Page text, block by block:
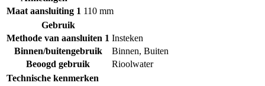
Maat aansluiting 1 110 mm
Gebruik
Methode van aansluiten 1 Insteken
Binnen/buitengebruik
Binnen, Buiten
Beoogd gebruik
Rioolwater
Technische kenmerken